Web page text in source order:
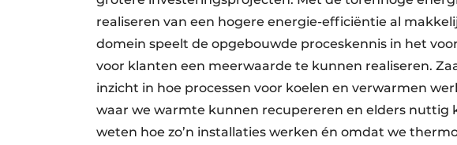
realiseren van een hogere energie-efficiëntie al
domein speelt de opgebouwde proceskennis in het
voor klanten een meerwaarde te kunnen realiseren.
inzicht in hoe processen voor koelen en verwarmen
waar we warmte kunnen recupereren en elders nuttig
weten hoe zo’n installaties werken én omdat we